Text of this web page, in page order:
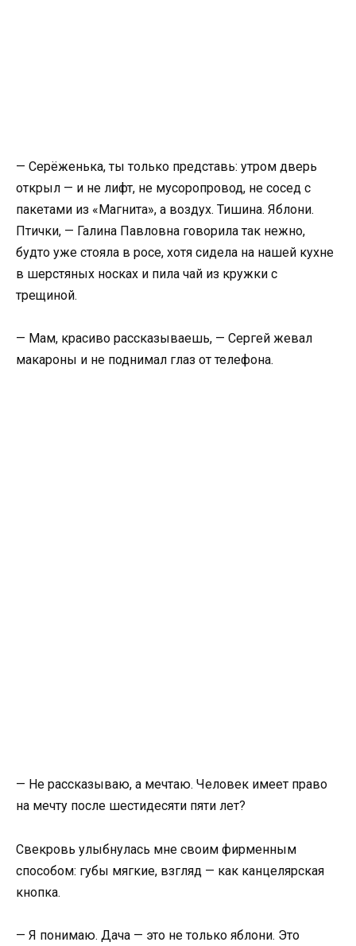
— Серёженька, ты только представь: утром дверь
открыл — и не лифт, не мусоропровод, не сосед с
пакетами из «Магнита», а воздух. Тишина. Яблони.
Птички, — Галина Павловна говорила так нежно,
будто уже стояла в росе, хотя сидела на нашей кухне
в шерстяных носках и пила чай из кружки с
трещиной.
— Мам, красиво рассказываешь, — Сергей жевал
макароны и не поднимал глаз от телефона.
— Не рассказываю, а мечтаю. Человек имеет право
на мечту после шестидесяти пяти лет?
Свекровь улыбнулась мне своим фирменным
способом: губы мягкие, взгляд — как канцелярская
кнопка.
— Я понимаю. Дача — это не только яблони. Это